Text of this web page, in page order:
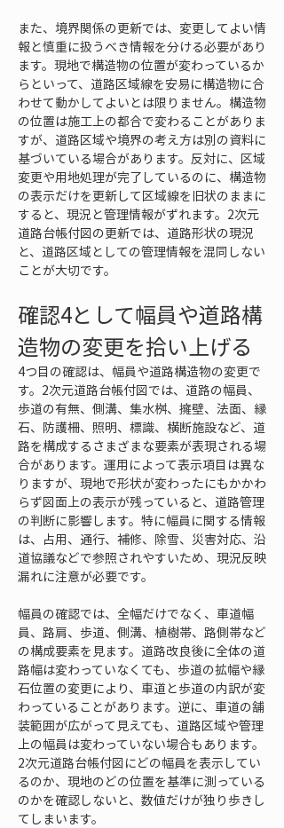
また、境界関係の更新では、変更してよい情
報と慎重に扱うべき情報を分ける必要があり
ます。現地で構造物の位置が変わっているか
らといって、道路区域線を安易に構造物に合
わせて動かしてよいとは限りません。構造物
の位置は施工上の都合で変わることがありま
すが、道路区域や境界の考え方は別の資料に
基づいている場合があります。反対に、区域
変更や用地処理が完了しているのに、構造物
の表示だけを更新して区域線を旧状のままに
すると、現況と管理情報がずれます。2次元
道路台帳付図の更新では、道路形状の現況
と、道路区域としての管理情報を混同しない
ことが大切です。
確認4として幅員や道路構
造物の変更を拾い上げる
4つ目の確認は、幅員や道路構造物の変更で
す。2次元道路台帳付図では、道路の幅員、
歩道の有無、側溝、集水桝、擁壁、法面、縁
石、防護柵、照明、標識、横断施設など、道
路を構成するさまざまな要素が表現される場
合があります。運用によって表示項目は異な
りますが、現地で形状が変わったにもかかわ
らず図面上の表示が残っていると、道路管理
の判断に影響します。特に幅員に関する情報
は、占用、通行、補修、除雪、災害対応、沿
道協議などで参照されやすいため、現況反映
漏れに注意が必要です。
幅員の確認では、全幅だけでなく、車道幅
員、路肩、歩道、側溝、植樹帯、路側帯など
の構成要素を見ます。道路改良後に全体の道
路幅は変わっていなくても、歩道の拡幅や縁
石位置の変更により、車道と歩道の内訳が変
わっていることがあります。逆に、車道の舗
装範囲が広がって見えても、道路区域や管理
上の幅員は変わっていない場合もあります。
2次元道路台帳付図にどの幅員を表示してい
るのか、現地のどの位置を基準に測っている
のかを確認しないと、数値だけが独り歩きし
てしまいます。